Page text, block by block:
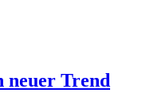
neuer Trend